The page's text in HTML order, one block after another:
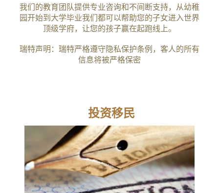
我们的教育团队提供专业咨询和不间断支持，从幼稚
园开始到大学毕业我们都可以帮助您的子女进入世界
顶级学府，让您的孩子赢在起跑线上。
瑞特声明：瑞特严格遵守隐私保护条例，客人的所有
信息将被严格保密
投资移民